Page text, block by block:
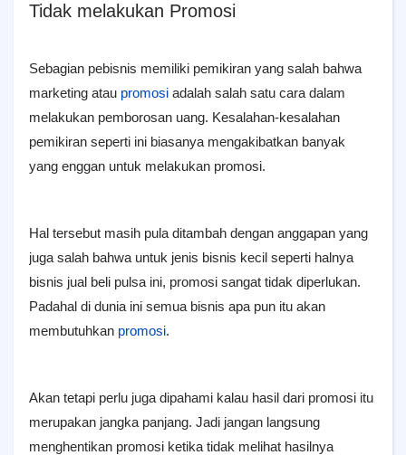
Tidak melakukan Promosi
Sebagian pebisnis memiliki pemikiran yang salah bahwa
marketing atau promosi adalah salah satu cara dalam
melakukan pemborosan uang. Kesalahan-kesalahan
pemikiran seperti ini biasanya mengakibatkan banyak
yang enggan untuk melakukan promosi.
Hal tersebut masih pula ditambah dengan anggapan yang
juga salah bahwa untuk jenis bisnis kecil seperti halnya
bisnis jual beli pulsa ini, promosi sangat tidak diperlukan.
Padahal di dunia ini semua bisnis apa pun itu akan
membutuhkan promosi.
Akan tetapi perlu juga dipahami kalau hasil dari promosi itu
merupakan jangka panjang. Jadi jangan langsung
menghentikan promosi ketika tidak melihat hasilnya